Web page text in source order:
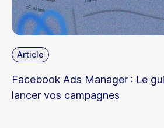
Article
Facebook Ads Manager : Le
lancer vos campagnes